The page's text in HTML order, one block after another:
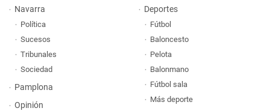
Navarra
Política
Sucesos
Tribunales
Sociedad
Pamplona
Opinión
Deportes
Fútbol
Baloncesto
Pelota
Balonmano
Fútbol sala
Más deporte